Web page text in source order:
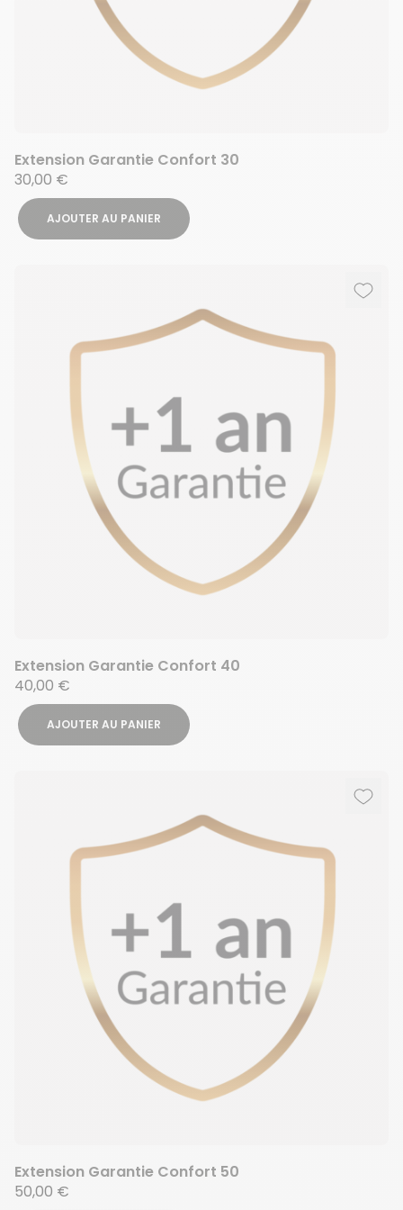
Extension Garantie Confort 30
30,00 €
AJOUTER AU PANIER
Extension Garantie Confort 40
40,00 €
AJOUTER AU PANIER
Extension Garantie Confort 50
50,00 €